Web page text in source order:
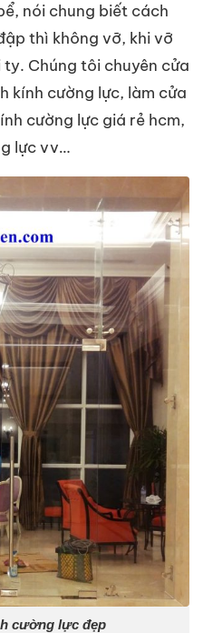
nói chung biết cách
thì không vỡ, khi vỡ
Chúng tôi chuyên cửa
kính cường lực, làm cửa
cường lực giá rẻ hcm,
lực vv…
cường lực đẹp